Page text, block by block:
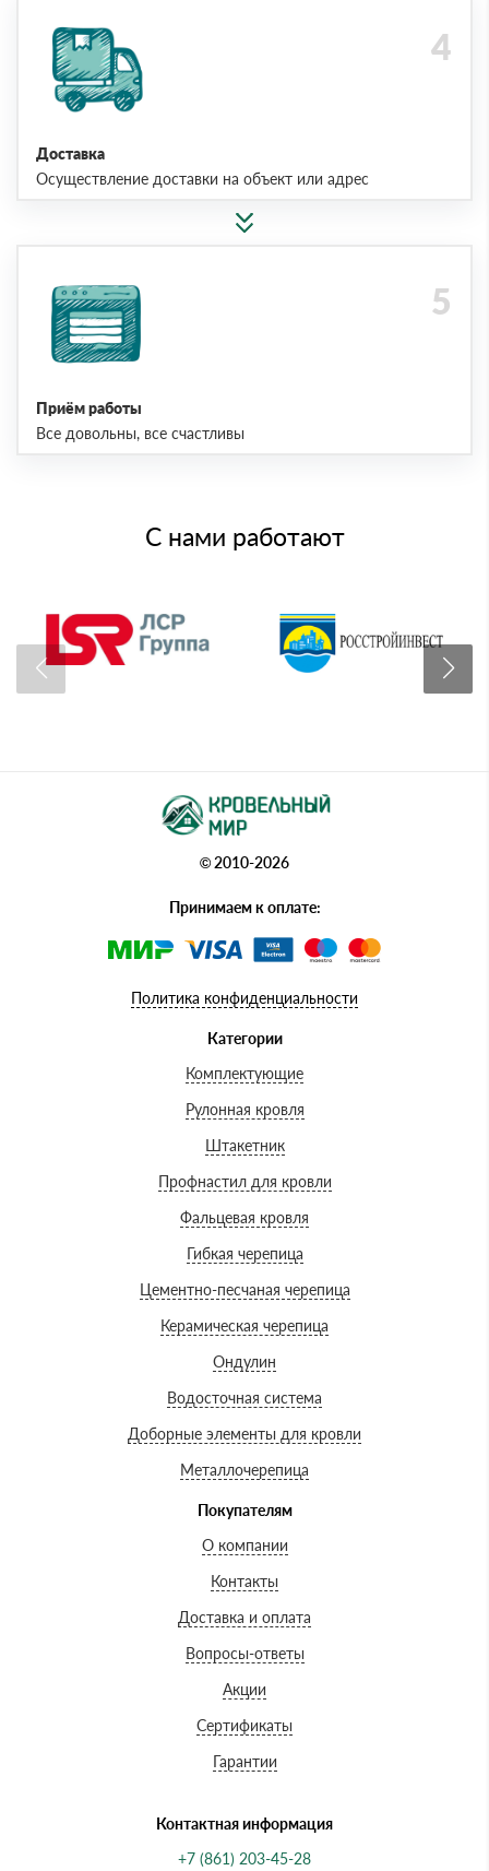
Доставка
Осуществление доставки на объект или адрес
Приём работы
Все довольны, все счастливы
С нами работают
© 2010-2026
Принимаем к оплате:
Политика конфиденциальности
Категории
Комплектующие
Рулонная кровля
Штакетник
Профнастил для кровли
Фальцевая кровля
Гибкая черепица
Цементно-песчаная черепица
Керамическая черепица
Ондулин
Водосточная система
Доборные элементы для кровли
Металлочерепица
Покупателям
О компании
Контакты
Доставка и оплата
Вопросы-ответы
Акции
Сертификаты
Гарантии
Контактная информация
+7 (861) 203-45-28